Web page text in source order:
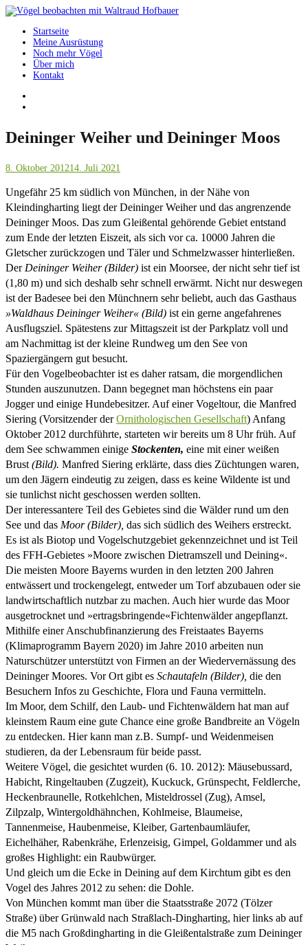
Springe
Inhalt
Vögel beobachten mit Waltraud Hofbauer
Startseite
Meine Ausrüstung
Noch mehr Vögel
Über mich
Kontakt
Deininger Weiher und Deininger Moos
8. Oktober 201214. Juli 2021
Ungefähr 25 km südlich von München, in der Nähe von
Kleindingharting liegt der Deininger Weiher und das angrenzende
Deininger Moos. Das zum Gleißental gehörende Gebiet entstand
zum Ende der letzten Eiszeit, als sich vor ca. 10000 Jahren die
Gletscher zurückzogen und Täler und Schmelzwasser hinterließen.
Der Deininger Weiher (Bilder) ist ein Moorsee, der nicht sehr tief ist
(1,80 m) und sich deshalb sehr schnell erwärmt. Nicht nur deswegen
ist der Badesee bei den Münchnern sehr beliebt, auch das Gasthaus
»Waldhaus Deininger Weiher« (Bild) ist ein gerne angefahrenes
Ausflugsziel. Spätestens zur Mittagszeit ist der Parkplatz voll und
am Nachmittag ist der kleine Rundweg um den See von
Spaziergängern gut besucht.
Für den Vogelbeobachter ist es daher ratsam, die morgendlichen
Stunden auszunutzen. Dann begegnet man höchstens ein paar
Jogger und einige Hundebesitzer. Auf einer Vogeltour, die Manfred
Siering (Vorsitzender derOrnithologischen Gesellschaft) Anfang
Oktober 2012 durchführte, starteten wir bereits um 8 Uhr früh. Auf
dem See schwammen einige Stockenten, eine mit einer weißen
Brust (Bild). Manfred Siering erklärte, dass dies Züchtungen waren,
um den Jägern eindeutig zu zeigen, dass es keine Wildente ist und
sie tunlichst nicht geschossen werden sollten.
Der interessantere Teil des Gebietes sind die Wälder rund um den
See und das Moor (Bilder), das sich südlich des Weihers erstreckt.
Es ist als Biotop und Vogelschutzgebiet gekennzeichnet und ist Teil
des FFH-Gebietes »Moore zwischen Dietramszell und Deining«.
Die meisten Moore Bayerns wurden in den letzten 200 Jahren
entwässert und trockengelegt, entweder um Torf abzubauen oder sie
landwirtschaftlich nutzbar zu machen. Auch hier wurde das Moor
ausgetrocknet und »ertragsbringende«Fichtenwälder angepflanzt.
Mithilfe einer Anschubfinanzierung des Freistaates Bayerns
(Klimaprogramm Bayern 2020) im Jahre 2010 arbeiten nun
Naturschützer unterstützt von Firmen an der Wiedervernässung des
Deininger Moores. Vor Ort gibt es Schautafeln (Bilder), die den
Besuchern Infos zu Geschichte, Flora und Fauna vermitteln.
Im Moor, dem Schilf, den Laub- und Fichtenwäldern hat man auf
kleinstem Raum eine gute Chance eine große Bandbreite an Vögeln
zu entdecken. Hier kann man z.B. Sumpf- und Weidenmeisen
studieren, da der Lebensraum für beide passt.
Weitere Vögel, die gesichtet wurden (6. 10. 2012): Mäusebussard,
Habicht, Ringeltauben (Zugzeit), Kuckuck, Grünspecht, Feldlerche,
Heckenbraunelle, Rotkehlchen, Misteldrossel (Zug), Amsel,
Zilpzalp, Wintergoldhähnchen, Kohlmeise, Blaumeise,
Tannenmeise, Haubenmeise, Kleiber, Gartenbaumläufer,
Eichelhäher, Rabenkrähe, Erlenzeisig, Gimpel, Goldammer und als
großes Highlight: ein Raubwürger.
Und gleich um die Ecke in Deining auf dem Kirchtum gibt es den
Vogel des Jahres 2012 zu sehen: die Dohle.
Von München kommt man über die Staatsstraße 2072 (Tölzer
Straße) über Grünwald nach Straßlach-Dingharting, hier links ab auf
die M5 nach Großdingharting in die Gleißentalstraße zum Deininger